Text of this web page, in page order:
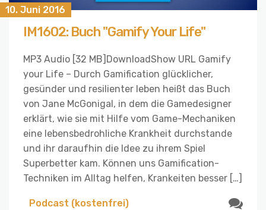
10. Juni 2016
IM1602: Buch "Gamify Your Life"
MP3 Audio [32 MB]DownloadShow URL Gamify
your Life – Durch Gamification glücklicher,
gesünder und resilienter leben heißt das Buch
von Jane McGonigal, in dem die Gamedesigner
erklärt, wie sie mit Hilfe vom Game-Mechaniken
eine lebensbedrohliche Krankheit durchstande
und ihr daraufhin die Idee zu ihrem Spiel
Superbetter kam. Können uns Gamification-
Techniken im Alltag helfen, Krankeiten besser […]
Podcast (kostenfrei)